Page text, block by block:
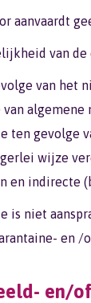
aanvaardt
van
van het
van
ten gevolge
wijze
en indirecte
is niet
en /
en/